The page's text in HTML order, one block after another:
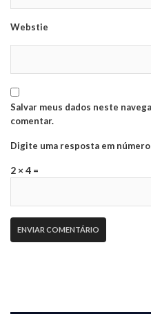
Webstie
Salvar meus dados neste
comentar.
Digite uma resposta em
2 × 4 =